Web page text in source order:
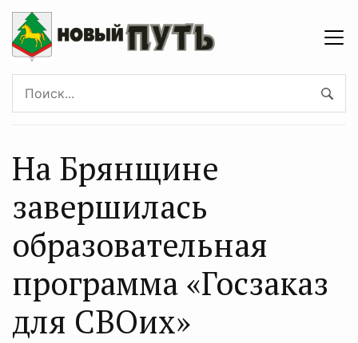
На Брянщине
завершилась
образовательная
программа «Госзаказ
для СВОих»